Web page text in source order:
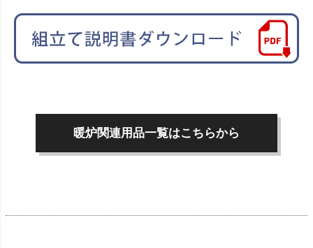
暖炉関連用品一覧はこちらから